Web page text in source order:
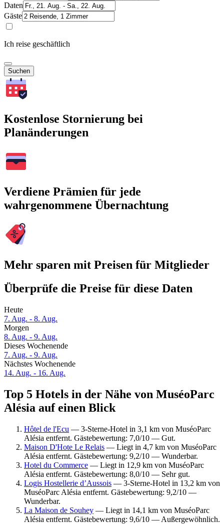
Daten
Gäste
Ich reise geschäftlich
Suchen
Kostenlose Stornierung bei
Planänderungen
Verdiene Prämien für jede
wahrgenommene Übernachtung
Mehr sparen mit Preisen für Mitglieder
Überprüfe die Preise für diese Daten
Heute
7. Aug. - 8. Aug.
Morgen
8. Aug. - 9. Aug.
Dieses Wochenende
7. Aug. - 9. Aug.
Nächstes Wochenende
14. Aug. - 16. Aug.
Top 5 Hotels in der Nähe von MuséoParc
Alésia auf einen Blick
Hôtel de l'Ecu — 3-Sterne-Hotel in 3,1 km von MuséoParc
Alésia entfernt. Gästebewertung: 7,0/10 — Gut.
Maison D'Hote Le Relais — Liegt in 4,7 km von MuséoParc
Alésia entfernt. Gästebewertung: 9,2/10 — Wunderbar.
Hotel du Commerce — Liegt in 12,9 km von MuséoParc
Alésia entfernt. Gästebewertung: 8,0/10 — Sehr gut.
Logis Hostellerie d’Aussois — 3-Sterne-Hotel in 13,2 km von
MuséoParc Alésia entfernt. Gästebewertung: 9,2/10 —
Wunderbar.
La Maison de Souhey — Liegt in 14,1 km von MuséoParc
Alésia entfernt. Gästebewertung: 9,6/10 — Außergewöhnlich.